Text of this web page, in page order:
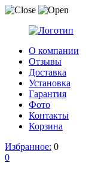
О компании
Отзывы
Доставка
Установка
Гарантия
Фото
Контакты
Корзина
Избранное: 0
0